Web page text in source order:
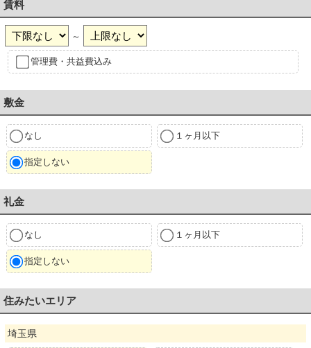
賃料
～
管理費・共益費込み
敷金
なし １ヶ月以下
指定しない
礼金
なし １ヶ月以下
指定しない
住みたいエリア
埼玉県